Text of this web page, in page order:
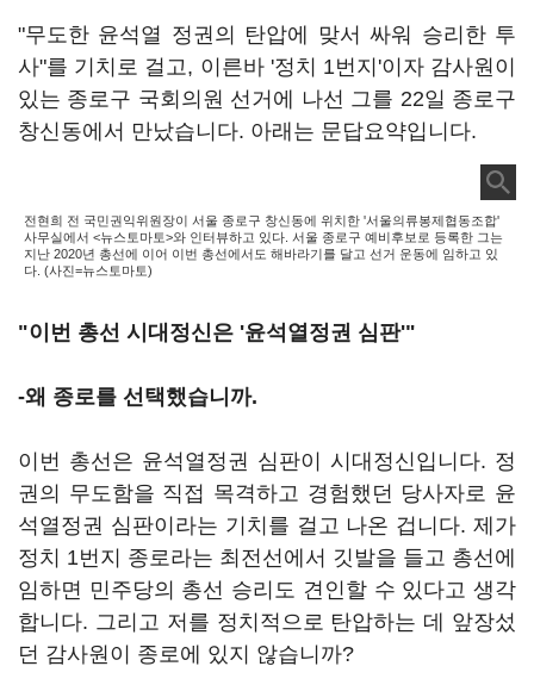
"무도한 윤석열 정권의 탄압에 맞서 싸워 승리한 투
사"를 기치로 걸고, 이른바 '정치 1번지'이자 감사원이
있는 종로구 국회의원 선거에 나선 그를 22일 종로구
창신동에서 만났습니다. 아래는 문답요약입니다.
전현희 전 국민권익위원장이 서울 종로구 창신동에 위치한 '서울의류봉제협동조합'
사무실에서 <뉴스토마토>와 인터뷰하고 있다. 서울 종로구 예비후보로 등록한 그는
지난 2020년 총선에 이어 이번 총선에서도 해바라기를 달고 선거 운동에 임하고 있
다. (사진=뉴스토마토)
"이번 총선 시대정신은 '윤석열정권 심판'"
-왜 종로를 선택했습니까.
이번 총선은 윤석열정권 심판이 시대정신입니다. 정
권의 무도함을 직접 목격하고 경험했던 당사자로 윤
석열정권 심판이라는 기치를 걸고 나온 겁니다. 제가
정치 1번지 종로라는 최전선에서 깃발을 들고 총선에
임하면 민주당의 총선 승리도 견인할 수 있다고 생각
합니다. 그리고 저를 정치적으로 탄압하는 데 앞장섰
던 감사원이 종로에 있지 않습니까?